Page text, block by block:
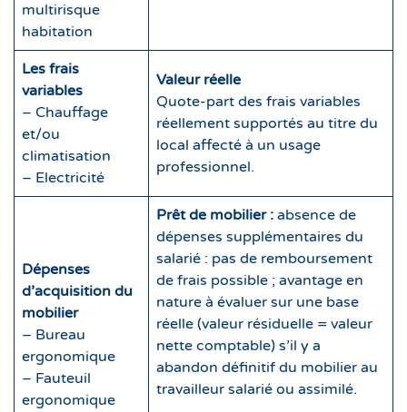
multirisque
habitation
Les frais
variables
– Chauffage
et/ou
climatisation
– Electricité
Valeur réelle
Quote-part des frais variables
réellement supportés au titre du
local affecté à un usage
professionnel.
Dépenses
d’acquisition du
mobilier
– Bureau
ergonomique
– Fauteuil
ergonomique
Prêt de mobilier : absence de
dépenses supplémentaires du
salarié : pas de remboursement
de frais possible ; avantage en
nature à évaluer sur une base
réelle (valeur résiduelle = valeur
nette comptable) s’il y a
abandon définitif du mobilier au
travailleur salarié ou assimilé.